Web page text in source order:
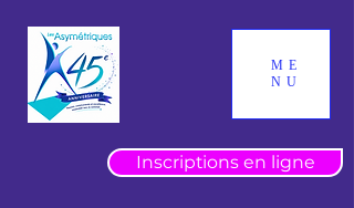
ME
NU
Inscriptions en ligne